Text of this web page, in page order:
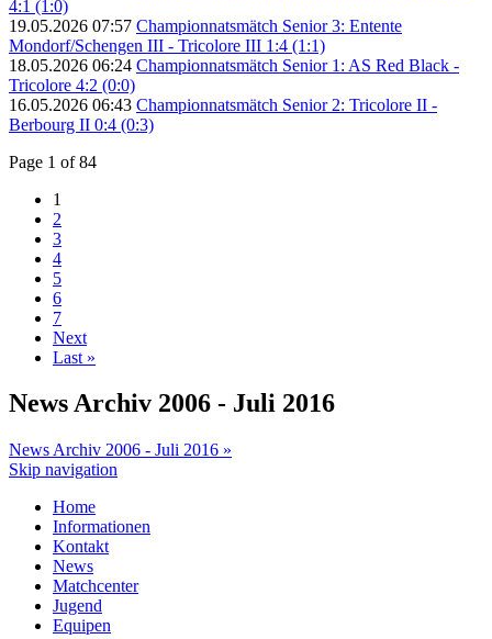
4:1 (1:0)
19.05.2026 07:57 Championnatsmätch Senior 3: Entente
Mondorf/Schengen III - Tricolore III 1:4 (1:1)
18.05.2026 06:24 Championnatsmätch Senior 1: AS Red Black -
Tricolore 4:2 (0:0)
16.05.2026 06:43 Championnatsmätch Senior 2: Tricolore II -
Berbourg II 0:4 (0:3)
Page 1 of 84
1
2
3
4
5
6
7
Next
Last »
News Archiv 2006 - Juli 2016
News Archiv 2006 - Juli 2016 »
Skip navigation
Home
Informationen
Kontakt
News
Matchcenter
Jugend
Equipen